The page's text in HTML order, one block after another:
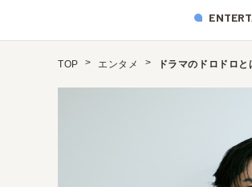
TOP エンタメ ドラマのドロドロ